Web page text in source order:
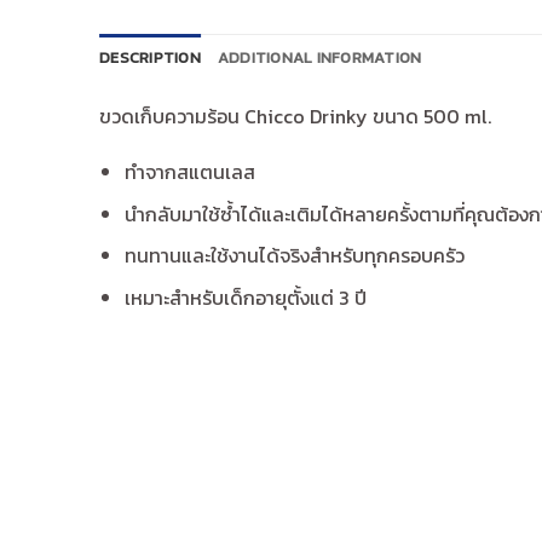
DESCRIPTION ADDITIONAL INFORMATION
ขวดเก็บความร้อน Chicco Drinky ขนาด 500 ml.
ทำจากสแตนเลส
นำกลับมาใช้ซ้ำได้และเติมได้หลายครั้งตามที่คุณต้อง
ทนทานและใช้งานได้จริงสำหรับทุกครอบครัว
เหมาะสำหรับเด็กอายุตั้งแต่ 3 ปี